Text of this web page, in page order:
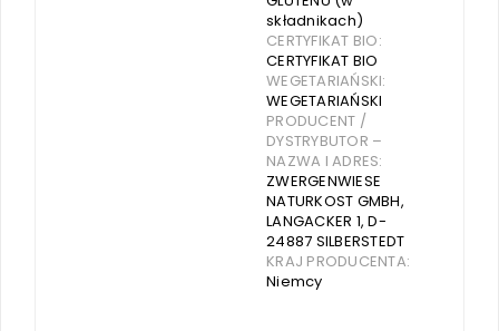
składnikach)
CERTYFIKAT BIO:
CERTYFIKAT BIO
WEGETARIAŃSKI:
WEGETARIAŃSKI
PRODUCENT /
DYSTRYBUTOR –
NAZWA I ADRES:
ZWERGENWIESE
NATURKOST GMBH,
LANGACKER 1, D-
24887 SILBERSTEDT
KRAJ PRODUCENTA:
Niemcy